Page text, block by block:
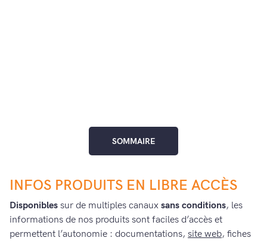
SOMMAIRE
INFOS PRODUITS EN LIBRE ACCÈS
Disponibles sur de multiples canaux sans conditions, les
informations de nos produits sont faciles d’accès et
permettent l’autonomie : documentations, site web, fiches